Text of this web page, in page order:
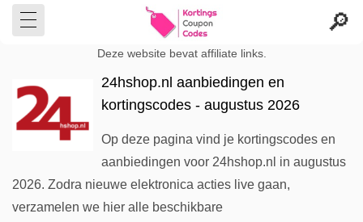
Deze website bevat affiliate links.
24hshop.nl aanbiedingen en
kortingscodes - augustus 2026
Op deze pagina vind je kortingscodes en
aanbiedingen voor 24hshop.nl in augustus
2026. Zodra nieuwe elektronica acties live gaan,
verzamelen we hier alle beschikbare